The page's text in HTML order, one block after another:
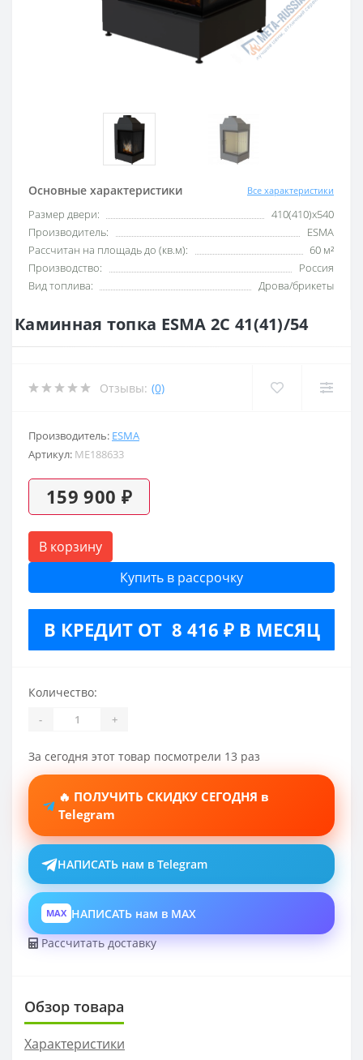
Основные характеристики Все характеристики
Размер двери:
410(410)х540
Производитель:
ESMA
Рассчитан на площадь до (кв.м):
60 м²
Производство:
Россия
Вид топлива:
Дрова/брикеты
Каминная топка ESMA 2С 41(41)/54
Отзывы: (0)
Производитель: ESMA
Артикул: ME188633
159 900 ₽
В корзину
Купить в рассрочку
В КРЕДИТ ОТ 8 416 ₽ В МЕСЯЦ
Количество:
- +
За сегодня этот товар посмотрели 13 раз
🔥 ПОЛУЧИТЬ СКИДКУ СЕГОДНЯ в
Telegram
НАПИСАТЬ нам в Telegram
MAX НАПИСАТЬ нам в MAX
Рассчитать доставку
Обзор товара
Характеристики